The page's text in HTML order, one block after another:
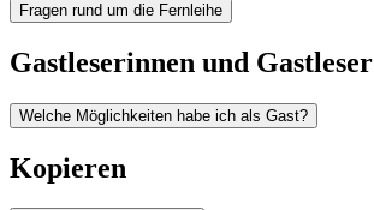
Fragen rund um die Fernleihe
Gastleserinnen und Gastleser
Welche Möglichkeiten habe ich als Gast?
Kopieren